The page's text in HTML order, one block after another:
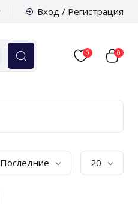
Вход / Регистрация
0 0
Последние 20